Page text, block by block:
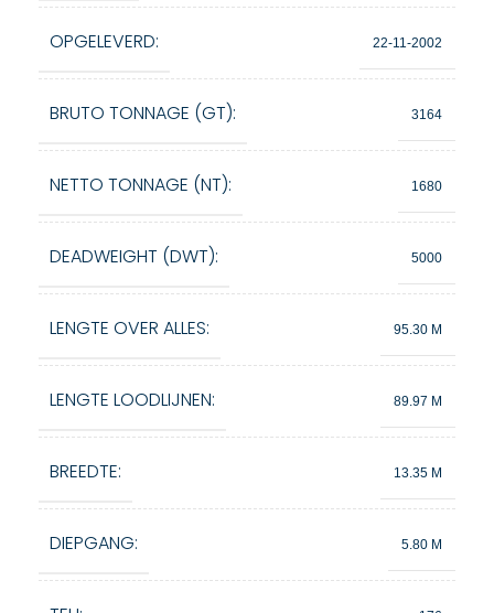
OPGELEVERD: 22-11-2002
BRUTO TONNAGE (GT): 3164
NETTO TONNAGE (NT): 1680
DEADWEIGHT (DWT): 5000
LENGTE OVER ALLES: 95.30 M
LENGTE LOODLIJNEN: 89.97 M
BREEDTE: 13.35 M
DIEPGANG: 5.80 M